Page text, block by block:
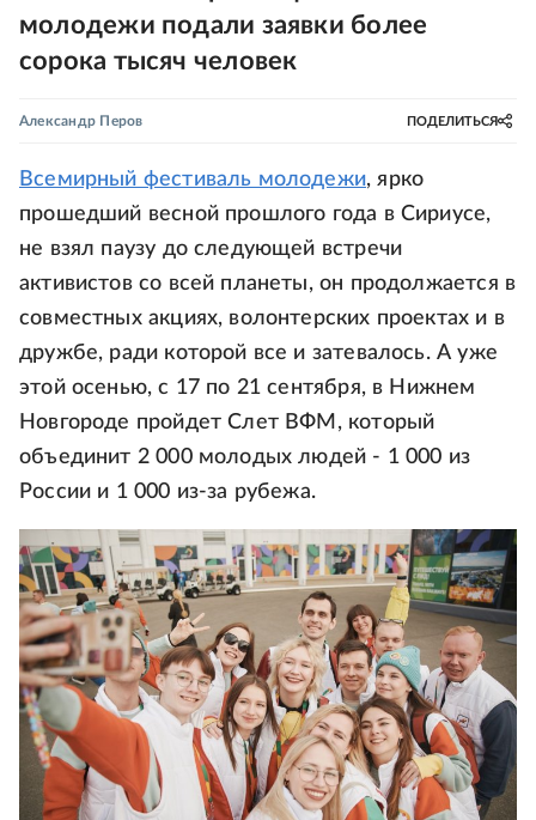
молодежи подали заявки более
сорока тысяч человек
Александр Перов ПОДЕЛИТЬСЯ
Всемирный фестиваль молодежи, ярко
прошедший весной прошлого года в Сириусе,
не взял паузу до следующей встречи
активистов со всей планеты, он продолжается в
совместных акциях, волонтерских проектах и в
дружбе, ради которой все и затевалось. А уже
этой осенью, с 17 по 21 сентября, в Нижнем
Новгороде пройдет Слет ВФМ, который
объединит 2 000 молодых людей - 1 000 из
России и 1 000 из-за рубежа.